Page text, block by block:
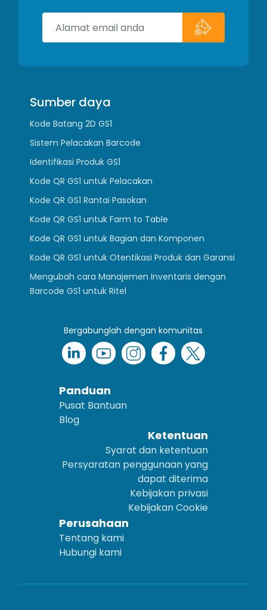
Sumber daya
Kode Batang 2D GS1
Sistem Pelacakan Barcode
Identifikasi Produk GS1
Kode QR GS1 untuk Pelacakan
Kode QR GS1 Rantai Pasokan
Kode QR GS1 untuk Farm to Table
Kode QR GS1 untuk Bagian dan Komponen
Kode QR GS1 untuk Otentikasi Produk dan Garansi
Mengubah cara Manajemen Inventaris dengan
Barcode GS1 untuk Ritel
Bergabunglah dengan komunitas
Panduan
Pusat Bantuan
Blog
Ketentuan
Syarat dan ketentuan
Persyaratan penggunaan yang
dapat diterima
Kebijakan privasi
Kebijakan Cookie
Perusahaan
Tentang kami
Hubungi kami